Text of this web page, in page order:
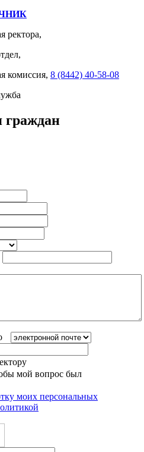
ректора,
комиссия, 8 (8442) 40-58-08
мой вопрос был
моих персональных